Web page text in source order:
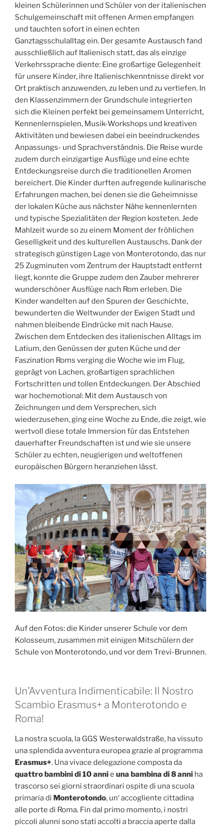
kleinen Schülerinnen und Schüler von der italienischen
Schulgemeinschaft mit offenen Armen empfangen
und tauchten sofort in einen echten
Ganztagsschulalltag ein. Der gesamte Austausch fand
ausschließlich auf Italienisch statt, das als einzige
Verkehrssprache diente: Eine großartige Gelegenheit
für unsere Kinder, ihre Italienischkenntnisse direkt vor
Ort praktisch anzuwenden, zu leben und zu vertiefen. In
den Klassenzimmern der Grundschule integrierten
sich die Kleinen perfekt bei gemeinsamem Unterricht,
Kennenlernspielen, Musik-Workshops und kreativen
Aktivitäten und bewiesen dabei ein beeindruckendes
Anpassungs- und Sprachverständnis. Die Reise wurde
zudem durch einzigartige Ausflüge und eine echte
Entdeckungsreise durch die traditionellen Aromen
bereichert. Die Kinder durften aufregende kulinarische
Erfahrungen machen, bei denen sie die Geheimnisse
der lokalen Küche aus nächster Nähe kennenlernten
und typische Spezialitäten der Region kosteten. Jede
Mahlzeit wurde so zu einem Moment der fröhlichen
Geselligkeit und des kulturellen Austauschs. Dank der
strategisch günstigen Lage von Monterotondo, das nur
25 Zugminuten vom Zentrum der Hauptstadt entfernt
liegt, konnte die Gruppe zudem den Zauber mehrerer
wunderschöner Ausflüge nach Rom erleben. Die
Kinder wandelten auf den Spuren der Geschichte,
bewunderten die Weltwunder der Ewigen Stadt und
nahmen bleibende Eindrücke mit nach Hause.
Zwischen dem Entdecken des italienischen Alltags im
Latium, den Genüssen der guten Küche und der
Faszination Roms verging die Woche wie im Flug,
geprägt von Lachen, großartigen sprachlichen
Fortschritten und tollen Entdeckungen. Der Abschied
war hochemotional: Mit dem Austausch von
Zeichnungen und dem Versprechen, sich
wiederzusehen, ging eine Woche zu Ende, die zeigt, wie
wertvoll diese totale Immersion für das Entstehen
dauerhafter Freundschaften ist und wie sie unsere
Schüler zu echten, neugierigen und weltoffenen
europäischen Bürgern heranziehen lässt.
Auf den Fotos: die Kinder unserer Schule vor dem
Kolosseum, zusammen mit einigen Mitschülern der
Schule von Monterotondo, und vor dem Trevi-Brunnen.
Un’Avventura Indimenticabile: Il Nostro
Scambio Erasmus+ a Monterotondo e
Roma!
La nostra scuola, la GGS Westerwaldstraße, ha vissuto
una splendida avventura europea grazie al programma
Erasmus+. Una vivace delegazione composta da
quattro bambini di 10 annie una bambina di 8 anni ha
trascorso sei giorni straordinari ospite di una scuola
primaria di Monterotondo, un‘ accogliente cittadina
alle porte di Roma. Fin dal primo momento, i nostri
piccoli alunni sono stati accolti a braccia aperte dalla